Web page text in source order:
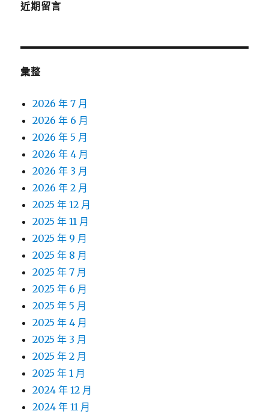
近期留言
彙整
2026 年 7 月
2026 年 6 月
2026 年 5 月
2026 年 4 月
2026 年 3 月
2026 年 2 月
2025 年 12 月
2025 年 11 月
2025 年 9 月
2025 年 8 月
2025 年 7 月
2025 年 6 月
2025 年 5 月
2025 年 4 月
2025 年 3 月
2025 年 2 月
2025 年 1 月
2024 年 12 月
2024 年 11 月